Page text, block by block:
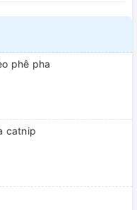
phê pha
catnip